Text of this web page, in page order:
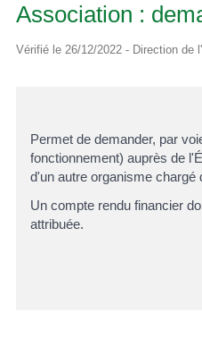
Association :
Vérifié le 26/12/2022 - Direction de
Permet de demander, par
fonctionnement) auprès de
d'un autre organisme chargé
Un compte rendu financier
attribuée.